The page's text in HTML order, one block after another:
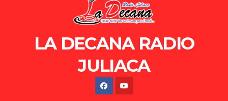
LA DECANA RADIO
JULIACA